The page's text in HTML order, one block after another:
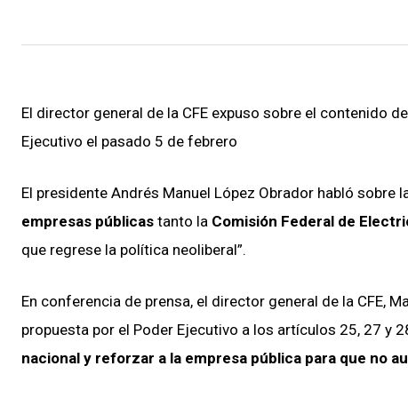
El director general de la CFE expuso sobre el contenido
Ejecutivo el pasado 5 de febrero
El presidente Andrés Manuel López Obrador habló
empresas públicas tanto la Comisión Federal de
que regrese la política neoliberal”.
En conferencia de prensa, el director general de la CFE,
propuesta por el Poder Ejecutivo a los artículos 25, 27 y
nacional y reforzar a la empresa pública para que no